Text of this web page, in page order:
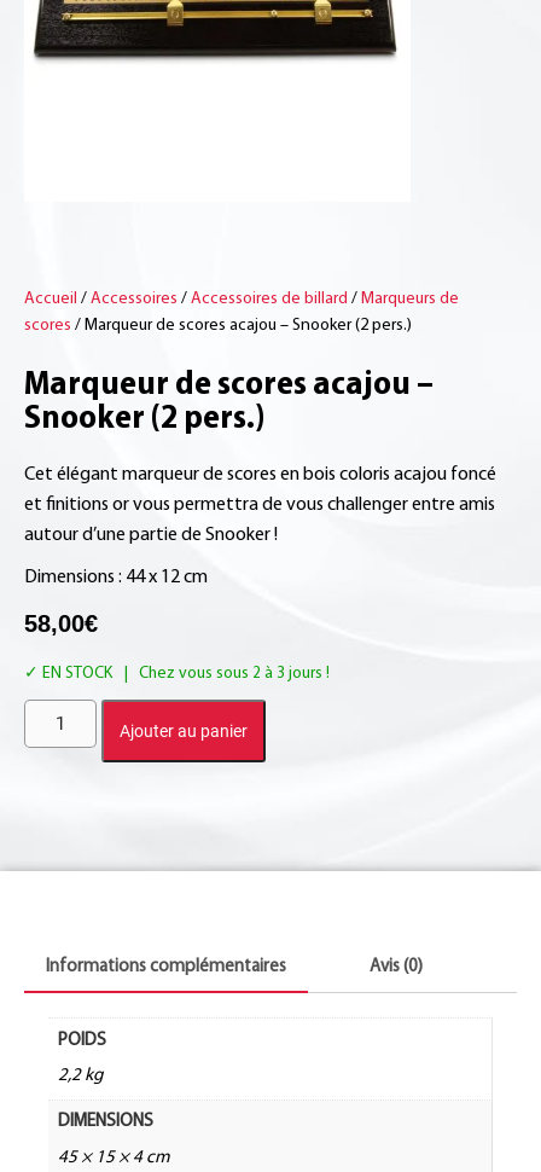
Accueil / Accessoires / Accessoires de billard / Marqueurs de
scores / Marqueur de scores acajou – Snooker (2 pers.)
Marqueur de scores acajou –
Snooker (2 pers.)
Cet élégant marqueur de scores en bois coloris acajou foncé
et finitions or vous permettra de vous challenger entre amis
autour d’une partie de Snooker !
Dimensions : 44 x 12 cm
58,00€
EN STOCK
Ajouter au panier
Informations complémentaires Avis (0)
POIDS
2,2 kg
DIMENSIONS
45 × 15 × 4 cm